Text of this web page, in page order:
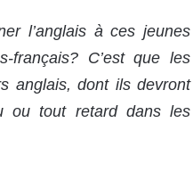
l’anglais à ces jeunes
français? C’est que les
anglais, dont ils devront
ou tout retard dans les